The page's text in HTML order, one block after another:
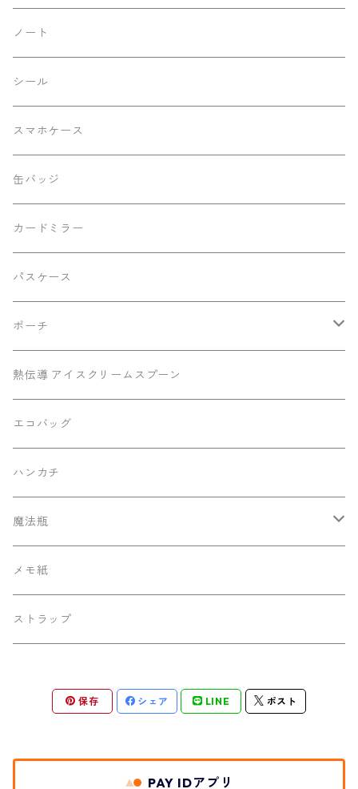
デニムバージョン
レースバージョン
シルバーラメバージョン
動物柄バージョン
改良前バージョン
切り離しバックル2023Ver.
ノート
シール
スマホケース
缶バッジ
カードミラー
パスケース
ポーチ
底マチミニポーチ
マチありポーチ
熱伝導 アイスクリームスプーン
エコバッグ
ハンカチ
魔法瓶
130ml ポケットサーモボトル
メモ紙
ストラップ
保存 シェア LINE ポスト
PAY IDアプリ